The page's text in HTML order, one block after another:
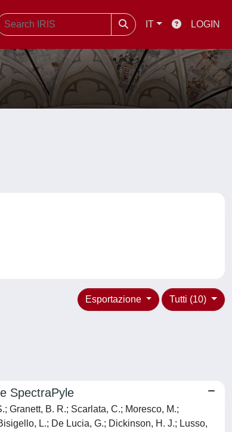
IT LOGIN
Tutti (10)
Esportazione
SpectraPyle
Granett, B. R.; Scarlata, C.; Moresco, M.;
L.; De Lucia, G.; Dickinson, H. J.; Lusso,